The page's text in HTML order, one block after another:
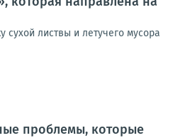
сухой листвы и летучего мусора
проблемы, которые